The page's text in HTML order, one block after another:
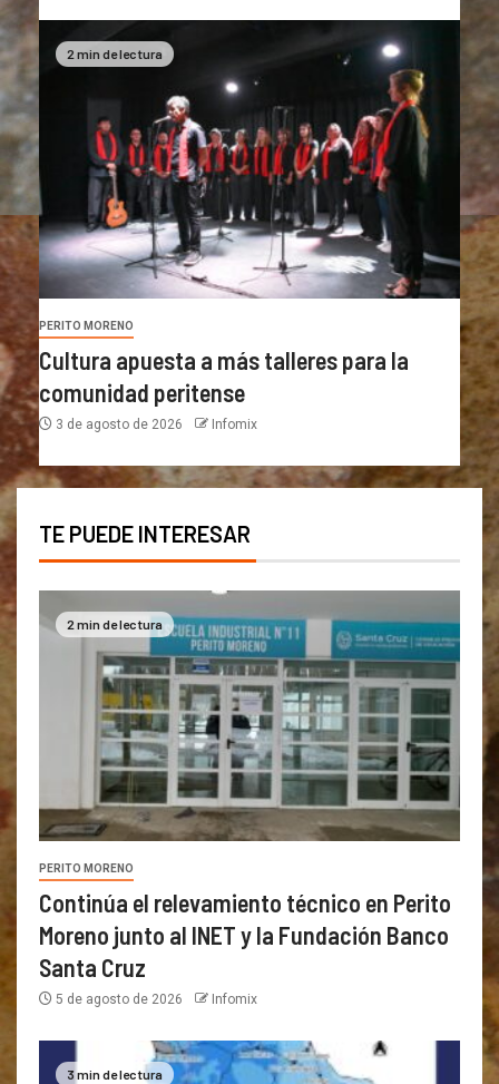
2 min de lectura
PERITO MORENO
Cultura apuesta a más talleres para la
comunidad peritense
3 de agosto de 2026 Infomix
TE PUEDE INTERESAR
2 min de lectura
PERITO MORENO
Continúa el relevamiento técnico en Perito
Moreno junto al INET y la Fundación Banco
Santa Cruz
5 de agosto de 2026 Infomix
3 min de lectura